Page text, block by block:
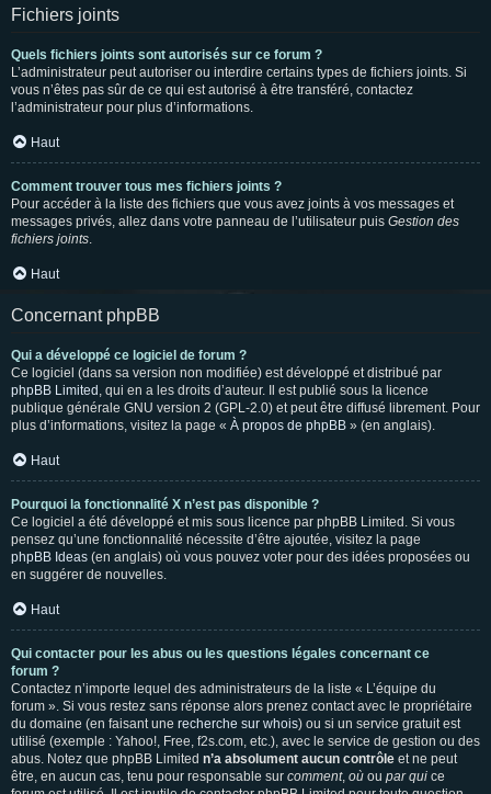
Fichiers joints
Quels fichiers joints sont autorisés sur ce forum ?
L’administrateur peut autoriser ou interdire certains types de fichiers joints. Si
vous n’êtes pas sûr de ce qui est autorisé à être transféré, contactez
l’administrateur pour plus d’informations.
Haut
Comment trouver tous mes fichiers joints ?
Pour accéder à la liste des fichiers que vous avez joints à vos messages et
messages privés, allez dans votre panneau de l’utilisateur puis Gestion des
fichiers joints.
Haut
Concernant phpBB
Qui a développé ce logiciel de forum ?
Ce logiciel (dans sa version non modifiée) est développé et distribué par
phpBB Limited , qui en a les droits d’auteur. Il est publié sous la licence
publique générale GNU version 2 (GPL-2.0) et peut être diffusé librement. Pour
plus d’informations, visitez la page « À propos de phpBB » (en anglais).
Haut
Pourquoi la fonctionnalité X n’est pas disponible ?
Ce logiciel a été développé et mis sous licence par phpBB Limited. Si vous
pensez qu’une fonctionnalité nécessite d’être ajoutée, visitez la page
phpBB Ideas (en anglais) où vous pouvez voter pour des idées proposées ou
en suggérer de nouvelles.
Haut
Qui contacter pour les abus ou les questions légales concernant ce
forum ?
Contactez n’importe lequel des administrateurs de la liste « L’équipe du
forum ». Si vous restez sans réponse alors prenez contact avec le propriétaire
du domaine (en faisant une recherche sur whois) ou si un service gratuit est
utilisé (exemple : Yahoo!, Free, f2s.com, etc.), avec le service de gestion ou des
abus. Notez que phpBB Limited n’a absolument aucun contrôle et ne peut
être, en aucun cas, tenu pour responsable sur comment, où ou par qui ce